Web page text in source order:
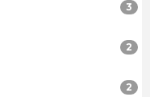
3
2
2